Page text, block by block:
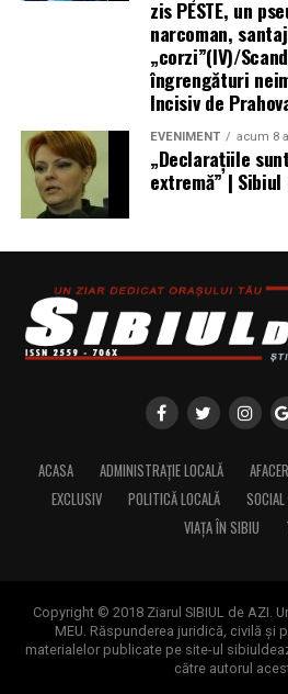
zis PESTE, un
narcoman,
„corzi”(IV)/
îngrengături
Incisiv de
EVENIMENT acum 8
„Declaraţiile
extremă” | Sibiul
ACASA ADMINISTRAȚIE LOCALĂ
EXCLUSIV
POLITICĂ LOCALĂ SOCIAL
VIAȚA ÎN SIBIU
Copyright © 2018 Ziarul SIBIUL de AZI.
MEU. Răspunderea juridică, civilă și
materialelor publicate pe site-ul
către autorul